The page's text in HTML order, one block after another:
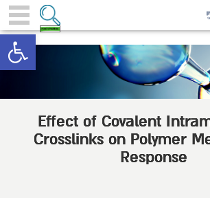
Effect of Covalent
Crosslinks on Polymer
Response